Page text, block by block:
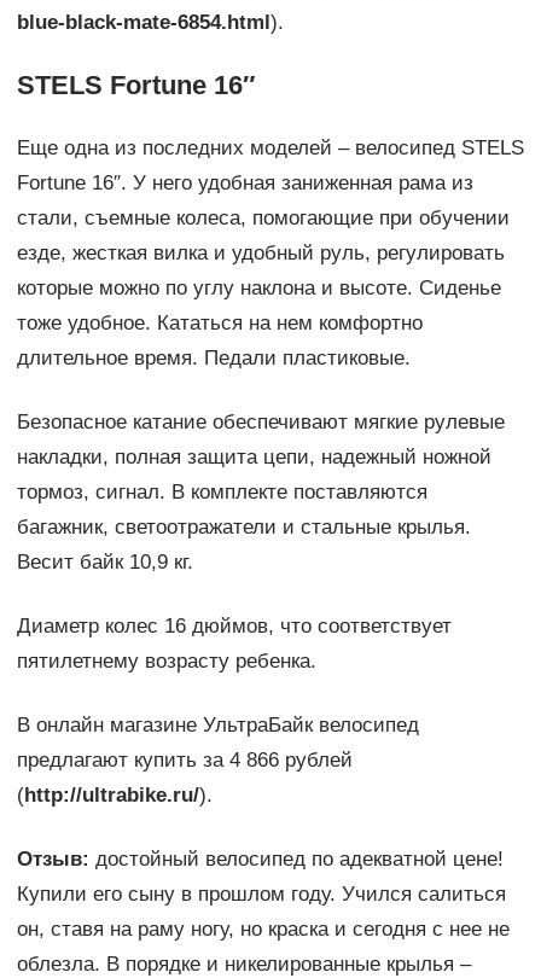
blue-black-mate-6854.html).
STELS Fortune 16″
Еще одна из последних моделей – велосипед STELS
Fortune 16″. У него удобная заниженная рама из
стали, съемные колеса, помогающие при обучении
езде, жесткая вилка и удобный руль, регулировать
которые можно по углу наклона и высоте. Сиденье
тоже удобное. Кататься на нем комфортно
длительное время. Педали пластиковые.
Безопасное катание обеспечивают мягкие рулевые
накладки, полная защита цепи, надежный ножной
тормоз, сигнал. В комплекте поставляются
багажник, светоотражатели и стальные крылья.
Весит байк 10,9 кг.
Диаметр колес 16 дюймов, что соответствует
пятилетнему возрасту ребенка.
В онлайн магазине УльтраБайк велосипед
предлагают купить за 4 866 рублей
(http://ultrabike.ru/).
Отзыв: достойный велосипед по адекватной цене!
Купили его сыну в прошлом году. Учился салиться
он, ставя на раму ногу, но краска и сегодня с нее не
облезла. В порядке и никелированные крылья –